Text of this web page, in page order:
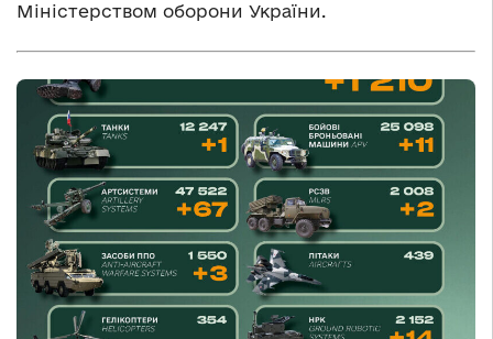
Міністерством оборони України.